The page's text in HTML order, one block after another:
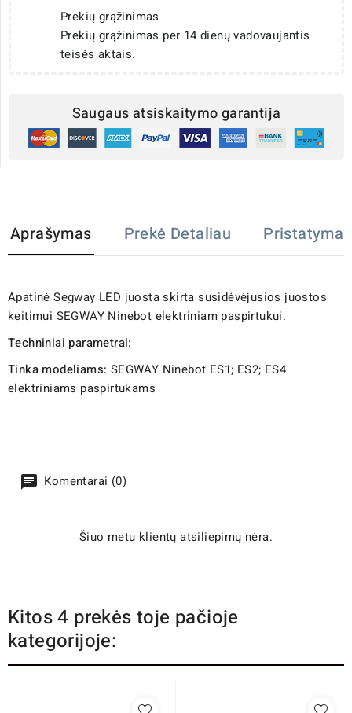
Prekių grąžinimas
Prekių grąžinimas per 14 dienų vadovaujantis
teisės aktais.
Saugaus atsiskaitymo garantija
Aprašymas Prekė Detaliau Pristatymas
Apatinė Segway LED juosta skirta susidėvėjusios juostos
keitimui SEGWAY Ninebot elektriniam paspirtukui.
Techniniai parametrai:
Tinka modeliams: SEGWAY Ninebot ES1; ES2; ES4
elektriniams paspirtukams
Komentarai (0)
Šiuo metu klientų atsiliepimų nėra.
Kitos 4 prekės toje pačioje
kategorijoje: